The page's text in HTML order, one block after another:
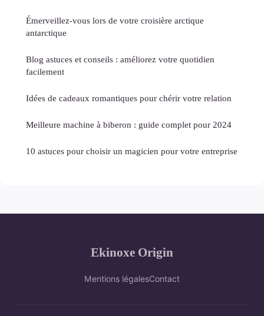
Émerveillez-vous lors de votre croisière arctique
antarctique
Blog astuces et conseils : améliorez votre quotidien
facilement
Idées de cadeaux romantiques pour chérir votre relation
Meilleure machine à biberon : guide complet pour 2024
10 astuces pour choisir un magicien pour votre entreprise
Ekinoxe Origin
Mentions légalesContact